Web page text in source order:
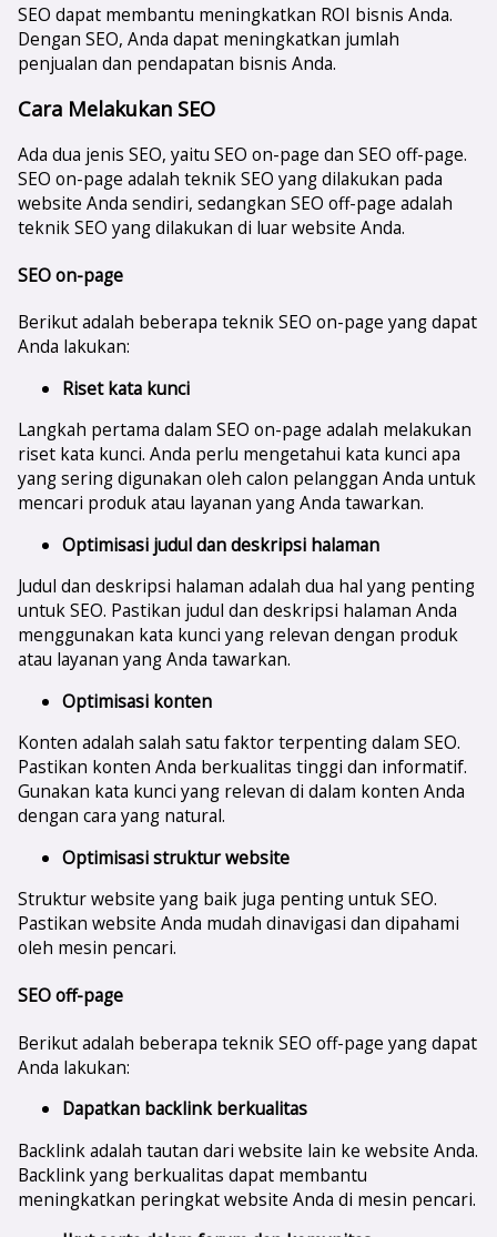
SEO dapat membantu meningkatkan ROI bisnis Anda.
Dengan SEO, Anda dapat meningkatkan jumlah
penjualan dan pendapatan bisnis Anda.
Cara Melakukan SEO
Ada dua jenis SEO, yaitu SEO on-page dan SEO off-page.
SEO on-page adalah teknik SEO yang dilakukan pada
website Anda sendiri, sedangkan SEO off-page adalah
teknik SEO yang dilakukan di luar website Anda.
SEO on-page
Berikut adalah beberapa teknik SEO on-page yang dapat
Anda lakukan:
Riset kata kunci
Langkah pertama dalam SEO on-page adalah melakukan
riset kata kunci. Anda perlu mengetahui kata kunci apa
yang sering digunakan oleh calon pelanggan Anda untuk
mencari produk atau layanan yang Anda tawarkan.
Optimisasi judul dan deskripsi halaman
Judul dan deskripsi halaman adalah dua hal yang penting
untuk SEO. Pastikan judul dan deskripsi halaman Anda
menggunakan kata kunci yang relevan dengan produk
atau layanan yang Anda tawarkan.
Optimisasi konten
Konten adalah salah satu faktor terpenting dalam SEO.
Pastikan konten Anda berkualitas tinggi dan informatif.
Gunakan kata kunci yang relevan di dalam konten Anda
dengan cara yang natural.
Optimisasi struktur website
Struktur website yang baik juga penting untuk SEO.
Pastikan website Anda mudah dinavigasi dan dipahami
oleh mesin pencari.
SEO off-page
Berikut adalah beberapa teknik SEO off-page yang dapat
Anda lakukan:
Dapatkan backlink berkualitas
Backlink adalah tautan dari website lain ke website Anda.
Backlink yang berkualitas dapat membantu
meningkatkan peringkat website Anda di mesin pencari.